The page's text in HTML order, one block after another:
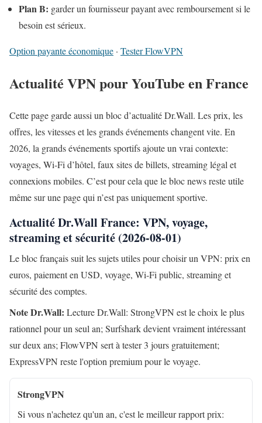
Plan B: garder un fournisseur payant avec remboursement si le
besoin est sérieux.
Option payante économique · Tester FlowVPN
Actualité VPN pour YouTube en France
Cette page garde aussi un bloc d’actualité Dr.Wall. Les prix, les
offres, les vitesses et les grands événements changent vite. En
2026, la grands événements sportifs ajoute un vrai contexte:
voyages, Wi-Fi d’hôtel, faux sites de billets, streaming légal et
connexions mobiles. C’est pour cela que le bloc news reste utile
même sur une page qui n’est pas uniquement sportive.
Actualité Dr.Wall France: VPN, voyage,
streaming et sécurité (2026-08-01)
Le bloc français suit les sujets utiles pour choisir un VPN: prix en
euros, paiement en USD, voyage, Wi-Fi public, streaming et
sécurité des comptes.
Note Dr.Wall: Lecture Dr.Wall: StrongVPN est le choix le plus
rationnel pour un seul an; Surfshark devient vraiment intéressant
sur deux ans; FlowVPN sert à tester 3 jours gratuitement;
ExpressVPN reste l'option premium pour le voyage.
StrongVPN
Si vous n'achetez qu'un an, c'est le meilleur rapport prix: